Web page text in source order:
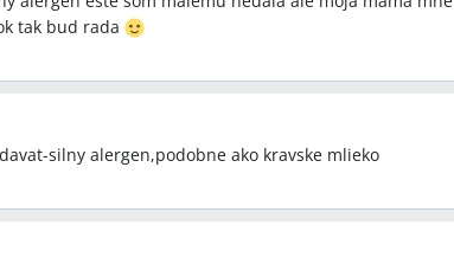
tak bud rada
silny alergen,podobne ako kravske mlieko